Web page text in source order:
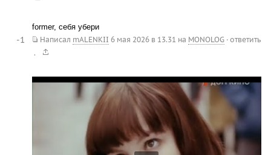
former, себя убери
Написал mALENKII 6 мая 2026 в 13.31 на MONOLOG · ответить
.
-1